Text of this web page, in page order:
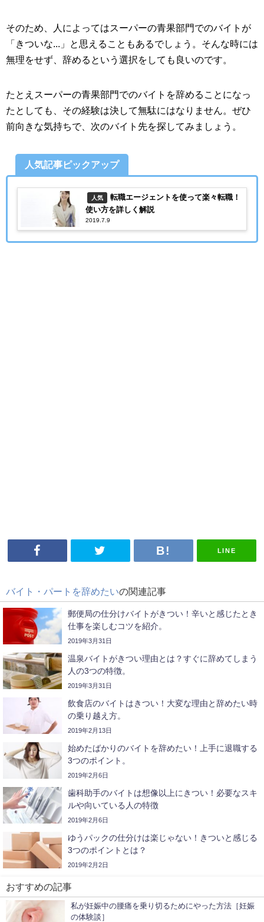
そのため、人によってはスーパーの青果部門でのバイトが
「きついな...」と思えることもあるでしょう。そんな時には
無理をせず、辞めるという選択をしても良いのです。
たとえスーパーの青果部門でのバイトを辞めることになっ
たとしても、その経験は決して無駄にはなりません。ぜひ
前向きな気持ちで、次のバイト先を探してみましょう。
人気記事ピックアップ
人気
転職エージェントを使って楽々転職！
使い方を詳しく解説
2019.7.9
LINE
バイト・パートを辞めたいの関連記事
郵便局の仕分けバイトがきつい！辛いと感じたとき
仕事を楽しむコツを紹介。
2019年3月31日
温泉バイトがきつい理由とは？すぐに辞めてしまう
人の3つの特徴。
2019年3月31日
飲食店のバイトはきつい！大変な理由と辞めたい時
の乗り越え方。
2019年2月13日
始めたばかりのバイトを辞めたい！上手に退職する
3つのポイント。
2019年2月6日
歯科助手のバイトは想像以上にきつい！必要なスキ
ルや向いている人の特徴
2019年2月6日
ゆうパックの仕分けは楽じゃない！きついと感じる
3つのポイントとは？
2019年2月2日
おすすめの記事
私が妊娠中の腰痛を乗り切るためにやった方法［妊娠
の体験談］